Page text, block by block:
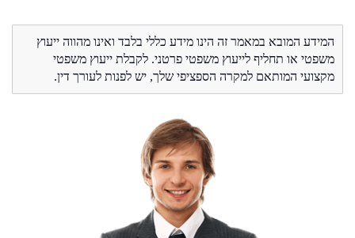
המידע המובא במאמר זה הינו מידע כללי בלבד ואינו מהווה ייעוץ
משפטי או תחליף לייעוץ משפטי פרטני. לקבלת ייעוץ משפטי
מקצועי המותאם למקרה הספציפי שלך, יש לפנות לעורך דין.